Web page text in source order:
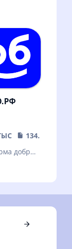
134.4 MB
добрых